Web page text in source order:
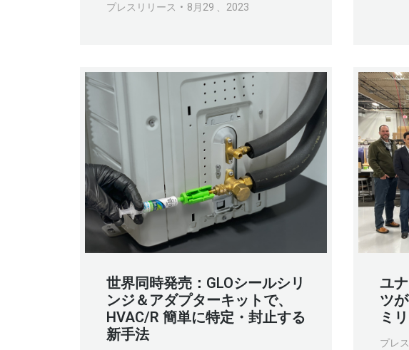
プレスリリース 8月29 、2023
世界同時発売：GLOシールシリ
ンジ＆アダプターキットで、
HVAC/R 簡単に特定・封止する
新手法
ユ
ツ
ミ
プレ